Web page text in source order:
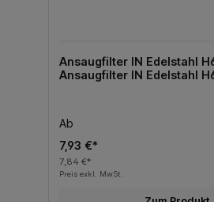
Ansaugfilter IN Edelstahl
Ansaugfilter IN Edelstahl
Ab
7,93 €*
7,84 €*
Preis exkl. MwSt.